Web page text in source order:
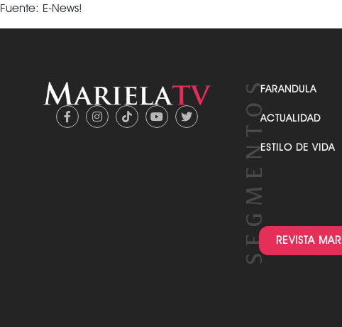
Fuente: E-News!
FARANDULA
ACTUALIDAD
ESTILO DE VIDA
REVISTA